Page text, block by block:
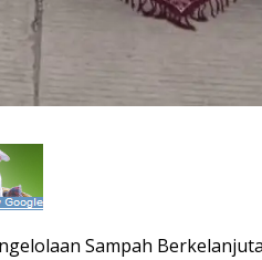
Sampah